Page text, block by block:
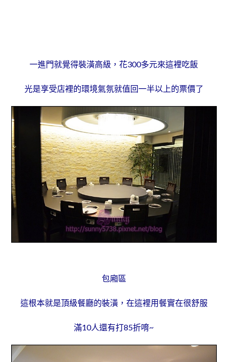
一進門就覺得裝潢高級，花300多元來這裡吃飯
光是享受店裡的環境氣氛就值回一半以上的票價了
包廂區
這根本就是頂級餐廳的裝潢，在這裡用餐實在很舒服
滿10人還有打85折唷~